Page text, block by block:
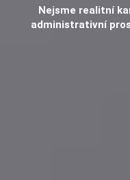
Nejsme realitní
administrativní